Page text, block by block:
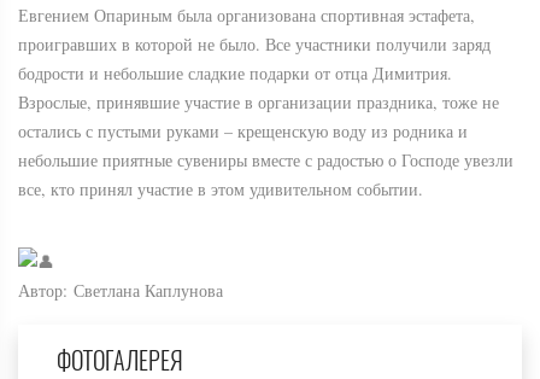
Евгением Опариным была организована спортивная эстафета,
проигравших в которой не было. Все участники получили заряд
бодрости и небольшие сладкие подарки от отца Димитрия.
Взрослые, принявшие участие в организации праздника, тоже не
остались с пустыми руками – крещенскую воду из родника и
небольшие приятные сувениры вместе с радостью о Господе увезли
все, кто принял участие в этом удивительном событии.
Автор: Светлана Каплунова
ФОТОГАЛЕРЕЯ